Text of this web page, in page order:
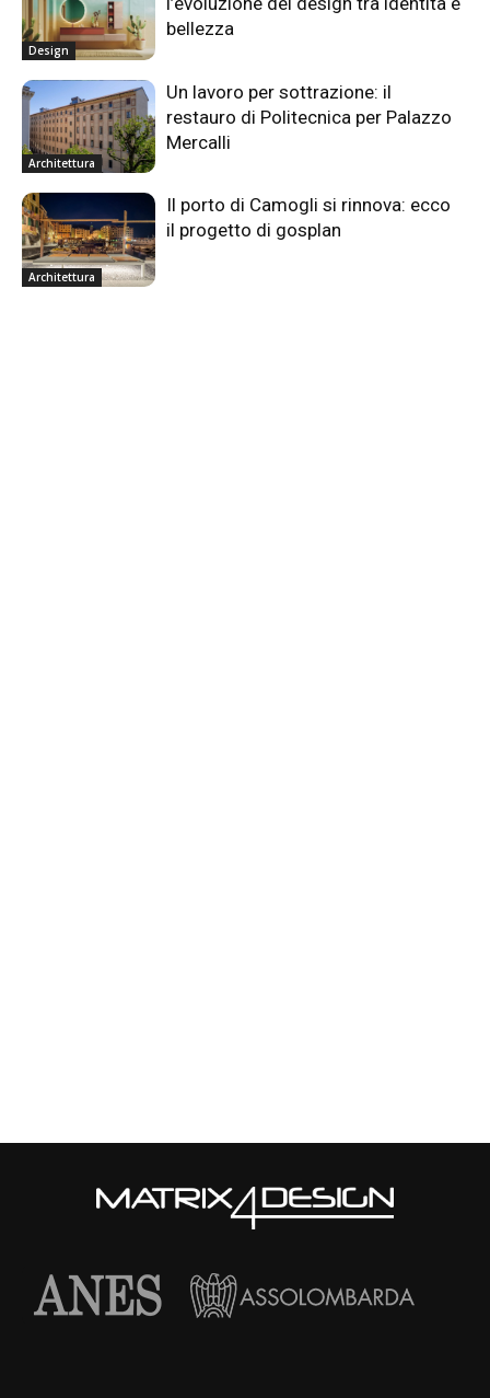
Design
bellezza
Architettura
Un lavoro per sottrazione: il
restauro di Politecnica per Palazzo
Mercalli
Architettura
Il porto di Camogli si rinnova: ecco
il progetto di gosplan